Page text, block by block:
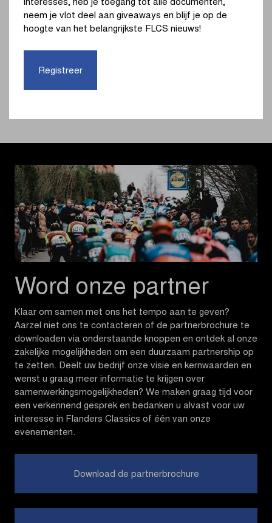
Word onze partner
Klaar om samen met ons het tempo aan te geven?
Aarzel niet ons te contacteren of de partnerbrochure te
downloaden via onderstaande knoppen en ontdek al onze
zakelijke mogelijkheden om een duurzaam partnership op
te zetten. Deelt uw bedrijf onze visie en kernwaarden en
wenst u graag meer informatie te krijgen over
samenwerkingsmogelijkheden? We maken graag tijd voor
een verkennend gesprek en bedanken u alvast voor uw
interesse in Flanders Classics of één van onze
evenementen.
Download de partnerbrochure
interesses, heb je toegang tot alle documenten,
neem je vlot deel aan giveaways en blijf je op de
hoogte van het belangrijkste FLCS nieuws!
Registreer